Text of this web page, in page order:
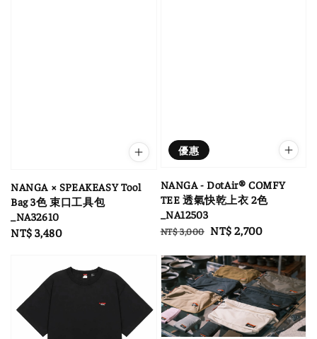
NANGA × SPEAKEASY Tool
Bag 3色 束口工具包
_NA32610
Regular
NT$ 3,480
優惠
NANGA - DotAir® COMFY
TEE 透氣快乾上衣 2色
_NA12503
Regular
NT$ 3,000 Sale
NT$ 2,700